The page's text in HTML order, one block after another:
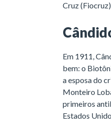
Cruz
Em 1911,
bem: o
a esposa do
Monteiro
primeiros
Estados